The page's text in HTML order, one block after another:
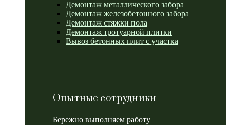
Демонтаж металлического забора
Демонтаж железобетонного забора
Демонтаж стяжки пола
Демонтаж тротуарной плитки
Вывоз бетонных плит с участка
Опытные сотрудники
Бережно выполняем работу